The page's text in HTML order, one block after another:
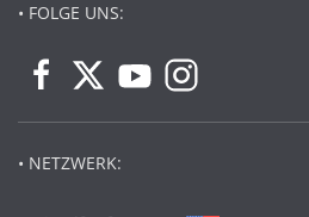
• FOLGE UNS:
• NETZWERK: